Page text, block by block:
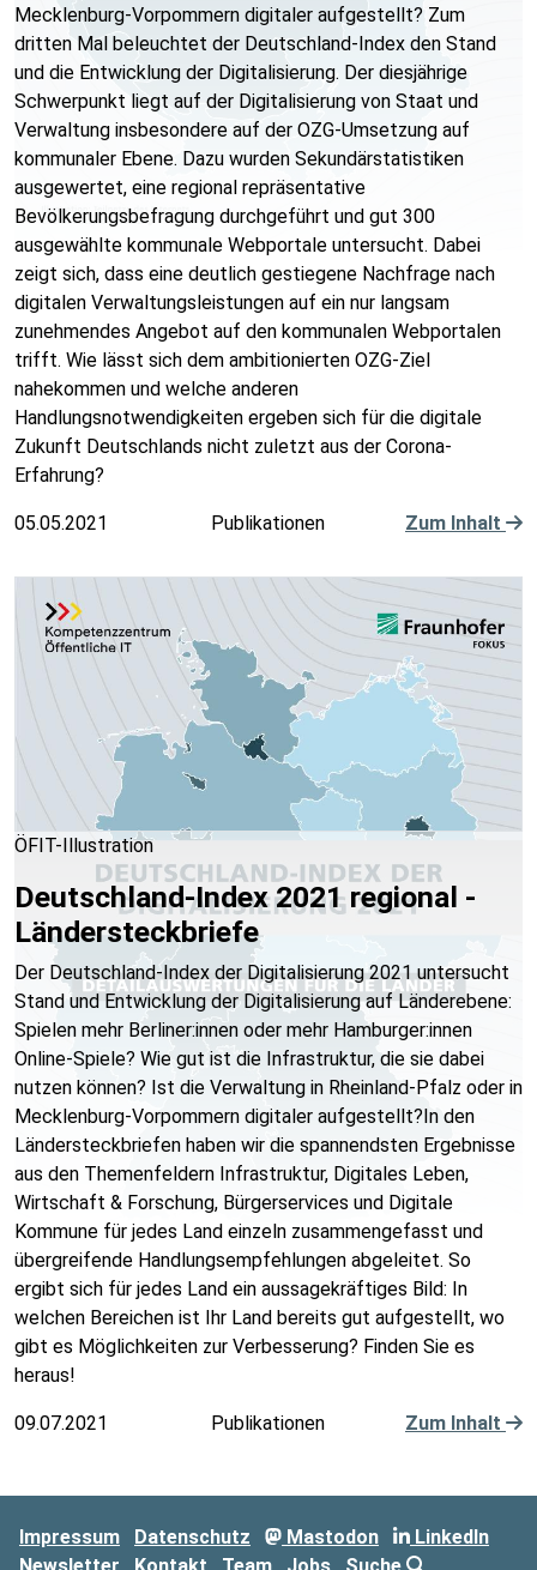
Mecklenburg-Vorpommern digitaler aufgestellt? Zum
dritten Mal beleuchtet der Deutschland-Index den Stand
und die Entwicklung der Digitalisierung. Der diesjährige
Schwerpunkt liegt auf der Digitalisierung von Staat und
Verwaltung insbesondere auf der OZG-Umsetzung auf
kommunaler Ebene. Dazu wurden Sekundärstatistiken
ausgewertet, eine regional repräsentative
Bevölkerungsbefragung durchgeführt und gut 300
ausgewählte kommunale Webportale untersucht. Dabei
zeigt sich, dass eine deutlich gestiegene Nachfrage nach
digitalen Verwaltungsleistungen auf ein nur langsam
zunehmendes Angebot auf den kommunalen Webportalen
trifft. Wie lässt sich dem ambitionierten OZG-Ziel
nahekommen und welche anderen
Handlungsnotwendigkeiten ergeben sich für die digitale
Zukunft Deutschlands nicht zuletzt aus der Corona-
Erfahrung?
05.05.2021 Publikationen Zum Inhalt
ÖFIT-Illustration
Deutschland-Index 2021 regional -
Ländersteckbriefe
Der Deutschland-Index der Digitalisierung 2021 untersucht
Stand und Entwicklung der Digitalisierung auf Länderebene:
Spielen mehr Berliner:innen oder mehr Hamburger:innen
Online-Spiele? Wie gut ist die Infrastruktur, die sie dabei
nutzen können? Ist die Verwaltung in Rheinland-Pfalz oder in
Mecklenburg-Vorpommern digitaler aufgestellt?In den
Ländersteckbriefen haben wir die spannendsten Ergebnisse
aus den Themenfeldern Infrastruktur, Digitales Leben,
Wirtschaft & Forschung, Bürgerservices und Digitale
Kommune für jedes Land einzeln zusammengefasst und
übergreifende Handlungsempfehlungen abgeleitet. So
ergibt sich für jedes Land ein aussagekräftiges Bild: In
welchen Bereichen ist Ihr Land bereits gut aufgestellt, wo
gibt es Möglichkeiten zur Verbesserung? Finden Sie es
heraus!
09.07.2021 Publikationen Zum Inhalt
Impressum Datenschutz Mastodon
LinkedIn